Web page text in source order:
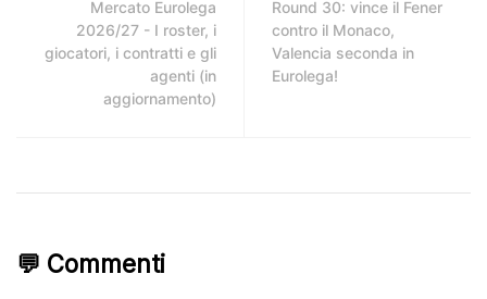
Mercato Eurolega
2026/27 - I roster, i
giocatori, i contratti e gli
agenti (in
aggiornamento)
Round 30: vince il Fener
contro il Monaco,
Valencia seconda in
Eurolega!
💬 Commenti